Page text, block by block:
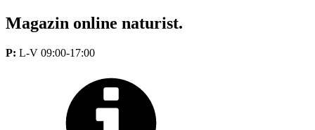
Magazin online naturist.
P: L-V 09:00-17:00